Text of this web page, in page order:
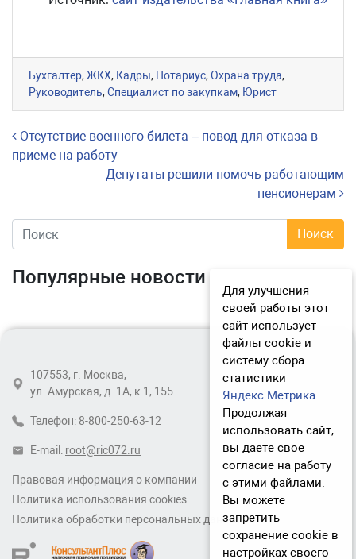
Бухгалтер,ЖКХ, Кадры, Нотариус,Охрана труда,
Руководитель,Специалист по закупкам, Юрист
Навигация по записям
Отсутствие военного билета – повод для отказа в
приеме на работу
Депутаты решили помочь работающим
пенсионерам
Популярные новости
Правовая информация о компании
Политика использования cookies
Политика обработки персональных данных
107553, г. Москва,
ул. Амурская, д. 1А, к 1, 155
Телефон: 8-800-250-63-12
E-mail: root@ric072.ru
Для улучшения
своей работы этот
сайт использует
файлы cookie и
систему сбора
статистики
Яндекс.Метрика.
Продолжая
использовать сайт,
вы даете свое
согласие на работу
с этими файлами.
Вы можете
запретить
сохранение cookie в
настройках своего